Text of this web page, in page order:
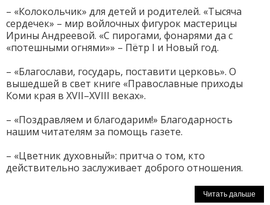
– «Колокольчик» для детей и родителей. «Тысяча
сердечек» – мир войлочных фигурок мастерицы
Ирины Андреевой. «С пирогами, фонарями да с
«потешными огнями»» – Пётр I и Новый год.
– «Благослави, государь, поставити церковь». О
вышедшей в свет книге «Православные приходы
Коми края в XVII–XVIII веках».
– «Поздравляем и благодарим!» Благодарность
нашим читателям за помощь газете.
– «Цветник духовный»: притча о том, кто
действительно заслуживает доброго отношения.
Читать дальше